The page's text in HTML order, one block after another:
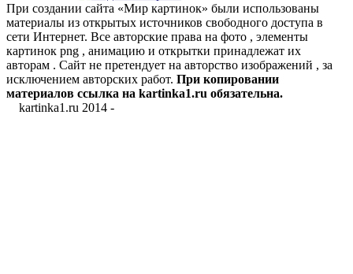
При создании сайта «Мир картинок» были использованы
материалы из открытых источников свободного доступа в
сети Интернет. Все авторские права на фото , элементы
картинок png , анимацию и открытки принадлежат их
авторам . Сайт не претендует на авторство изображений , за
исключением авторских работ. При копировании
материалов ссылка на kartinka1.ru обязательна.
kartinka1.ru 2014 -